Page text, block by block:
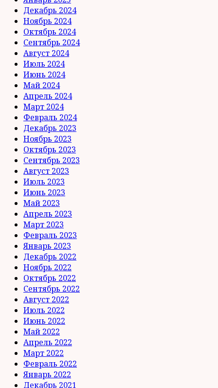
Декабрь 2024
Ноябрь 2024
Октябрь 2024
Сентябрь 2024
Август 2024
Июль 2024
Июнь 2024
Май 2024
Апрель 2024
Март 2024
Февраль 2024
Декабрь 2023
Ноябрь 2023
Октябрь 2023
Сентябрь 2023
Август 2023
Июль 2023
Июнь 2023
Май 2023
Апрель 2023
Март 2023
Февраль 2023
Январь 2023
Декабрь 2022
Ноябрь 2022
Октябрь 2022
Сентябрь 2022
Август 2022
Июль 2022
Июнь 2022
Май 2022
Апрель 2022
Март 2022
Февраль 2022
Январь 2022
Декабрь 2021